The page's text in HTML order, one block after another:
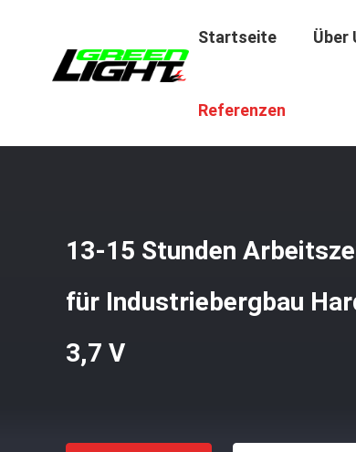
Startseite Über
Referenzen
13-15 Stunden
für Industriebergbau
3,7 V